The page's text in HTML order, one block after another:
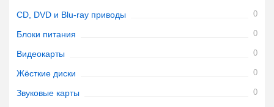
CD, DVD и Blu-ray приводы 0
Блоки питания 0
Видеокарты 0
Жёсткие диски 0
Звуковые карты 0